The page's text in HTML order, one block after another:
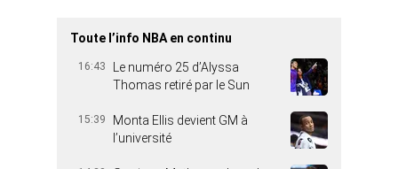
Toute l’info NBA en continu
16:43
Le numéro 25 d’Alyssa
Thomas retiré par le Sun
15:39
Monta Ellis devient GM à
l’université